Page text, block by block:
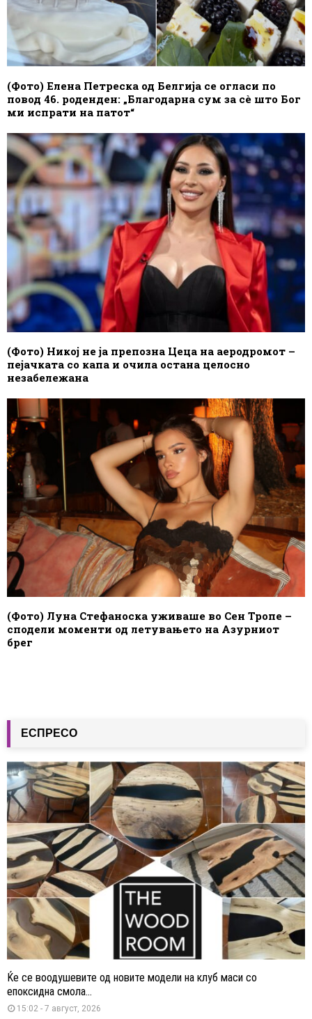
(Фото) Елена Петреска од Белгија се огласи по
повод 46. роденден: „Благодарна сум за сè што Бог
ми испрати на патот“
(Фото) Никој не ја препозна Цеца на аеродромот –
пејачката со капа и очила остана целосно
незабележана
(Фото) Луна Стефаноска уживаше во Сен Тропе –
сподели моменти од летувањето на Азурниот
брег
ЕСПРЕСО
Ќе се воодушевите од новите модели на клуб маси со
епоксидна смола...
15:02 - 7 август, 2026